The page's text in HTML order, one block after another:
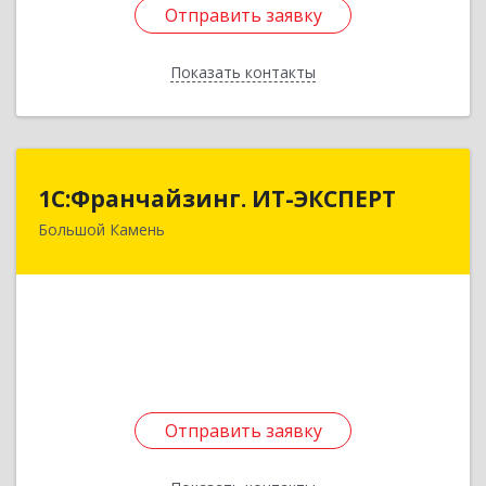
Отправить заявку
Показать контакты
Отправить заявку
Назад
1С:Франчайзинг. ИТ-ЭКСПЕРТ
Большой Камень
Отправить заявку
1С:Франчайзинг. ИТ-ЭКСПЕРТ
692806, Приморский край, Большой Камень г,
Отправить заявку